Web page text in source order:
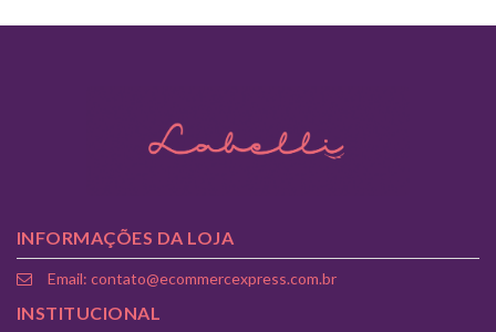
INFORMAÇÕES DA LOJA
Email: contato@ecommercexpress.com.br
INSTITUCIONAL